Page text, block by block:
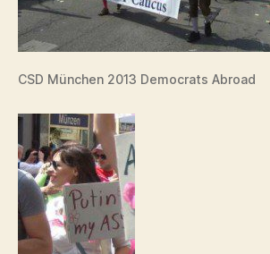
CSD München 2013 Democrats Abroad